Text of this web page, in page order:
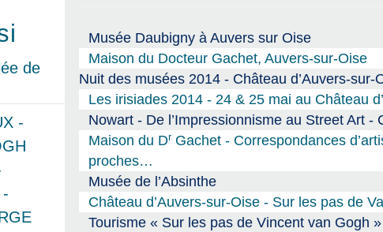
Musée Daubigny à Auvers sur Oise
Maison du Docteur Gachet, Auvers-sur-Oise
Nuit des musées 2014 - Château d’Auvers-sur-
Les irisiades 2014 - 24 & 25 mai au Château
Nowart - De l’Impressionnisme au Street Art -
Maison du DrGachet - Correspondances
proches…
Musée de l’Absinthe
Château d’Auvers-sur-Oise - Sur les pas de
Tourisme « Sur les pas de Vincent van Gogh
-